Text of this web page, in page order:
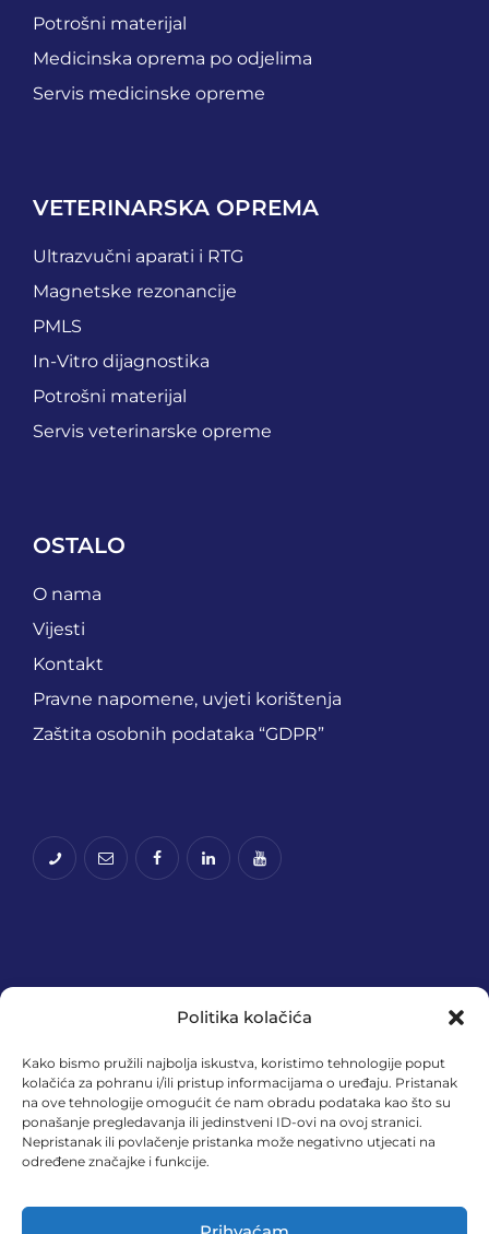
Politika kolačića
Kako bismo pružili najbolja iskustva, koristimo tehnologije poput
kolačića za pohranu i/ili pristup informacijama o uređaju. Pristanak
na ove tehnologije omogućit će nam obradu podataka kao što su
ponašanje pregledavanja ili jedinstveni ID-ovi na ovoj stranici.
Nepristanak ili povlačenje pristanka može negativno utjecati na
određene značajke i funkcije.
Potrošni materijal
Medicinska oprema po odjelima
Servis medicinske opreme
VETERINARSKA OPREMA
Ultrazvučni aparati i RTG
Magnetske rezonancije
PMLS
In-Vitro dijagnostika
Potrošni materijal
Servis veterinarske opreme
OSTALO
O nama
Vijesti
Kontakt
Pravne napomene, uvjeti korištenja
Zaštita osobnih podataka “GDPR”
Financira Europska unija – NextGenerationEU.
Izneseni stavovi i mišljenja samo su autorova i ne
odražavaju nužno službena stajališta Europske